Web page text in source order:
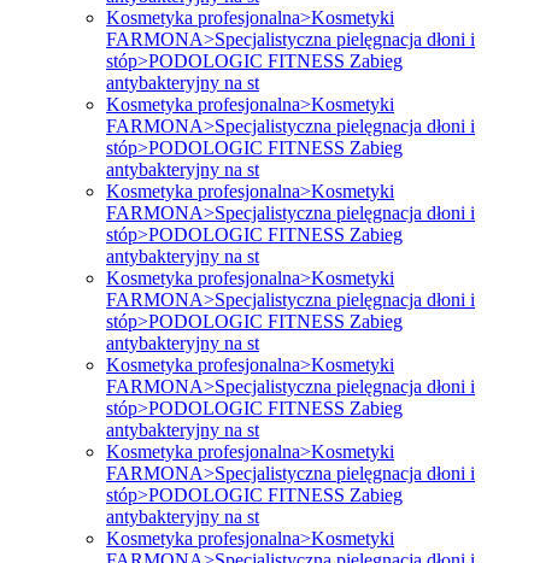
Kosmetyka profesjonalna>Kosmetyki
FARMONA>Specjalistyczna pielęgnacja dłoni i
stóp>PODOLOGIC FITNESS Zabieg
antybakteryjny na st
Kosmetyka profesjonalna>Kosmetyki
FARMONA>Specjalistyczna pielęgnacja dłoni i
stóp>PODOLOGIC FITNESS Zabieg
antybakteryjny na st
Kosmetyka profesjonalna>Kosmetyki
FARMONA>Specjalistyczna pielęgnacja dłoni i
stóp>PODOLOGIC FITNESS Zabieg
antybakteryjny na st
Kosmetyka profesjonalna>Kosmetyki
FARMONA>Specjalistyczna pielęgnacja dłoni i
stóp>PODOLOGIC FITNESS Zabieg
antybakteryjny na st
Kosmetyka profesjonalna>Kosmetyki
FARMONA>Specjalistyczna pielęgnacja dłoni i
stóp>PODOLOGIC FITNESS Zabieg
antybakteryjny na st
Kosmetyka profesjonalna>Kosmetyki
FARMONA>Specjalistyczna pielęgnacja dłoni i
stóp>PODOLOGIC FITNESS Zabieg
antybakteryjny na st
Kosmetyka profesjonalna>Kosmetyki